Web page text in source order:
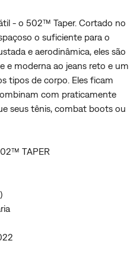
- o 502™ Taper. Cortado no
o suficiente para o
e aerodinâmica, eles são
e moderna ao jeans reto e um
tipos de corpo. Eles ficam
com praticamente
seus tênis, combat boots ou
TAPER